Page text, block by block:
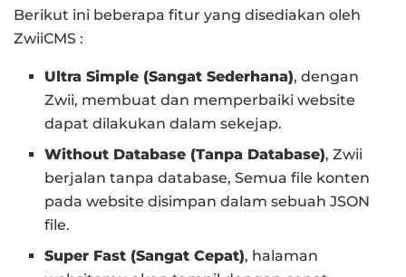
Berikut ini beberapa fitur yang disediakan oleh
ZwiiCMS :
Ultra Simple (Sangat Sederhana), dengan
Zwii, membuat dan memperbaiki website
dapat dilakukan dalam sekejap.
Without Database (Tanpa Database), Zwii
berjalan tanpa database, Semua file konten
pada website disimpan dalam sebuah JSON
file.
Super Fast (Sangat Cepat), halaman